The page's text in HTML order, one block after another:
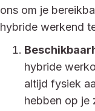
ons om je
hybride werkend
hybride
altijd fysiek
hebben op je